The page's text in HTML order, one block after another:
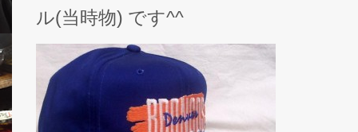
ル(当時物) です^^